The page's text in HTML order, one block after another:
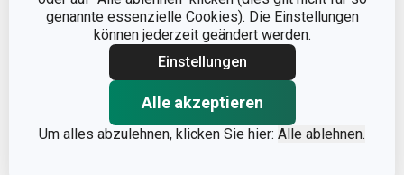
genannte essenzielle Cookies). Die Einstellungen
können jederzeit geändert werden.
Einstellungen
Alle akzeptieren
Um alles abzulehnen, klicken Sie hier: Alle ablehnen.
SPÜLMASCHINE Ja
8592973126211
GARANTIE (IN JAHREN)